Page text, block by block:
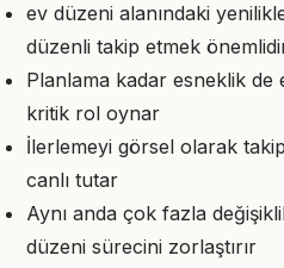
ev düzeni alanındaki
düzenli takip etmek
Planlama kadar esneklik de
kritik rol oynar
İlerlemeyi görsel olarak
canlı tutar
Aynı anda çok fazla
düzeni sürecini zorlaştırır